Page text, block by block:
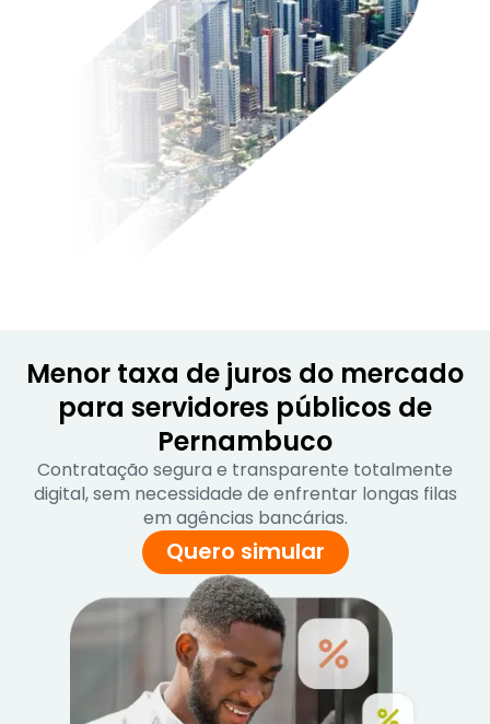
Menor taxa de juros do mercado
para servidores públicos de
Pernambuco
Contratação segura e transparente totalmente
digital, sem necessidade de enfrentar longas filas
em agências bancárias.
Quero simular